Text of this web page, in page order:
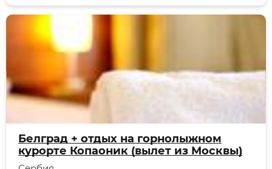
Белград + отдых на горнолыжном
курорте Копаоник (вылет из Москвы)